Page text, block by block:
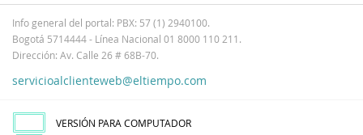
Info general del portal: PBX: 57 (1) 2940100.
Bogotá 5714444 - Línea Nacional 01 8000 110 211.
Dirección: Av. Calle 26 # 68B-70.
servicioalclienteweb@eltiempo.com
VERSIÓN PARA COMPUTADOR